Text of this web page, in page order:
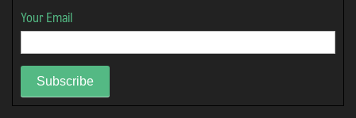
Your Email
Subscribe